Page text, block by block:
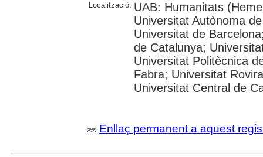
Localització: UAB: Humanitats
Universitat Autònoma
Universitat de
de Catalunya;
Universitat Politècnica
Fabra; Universitat
Universitat Central de
Enllaç permanent a aquest